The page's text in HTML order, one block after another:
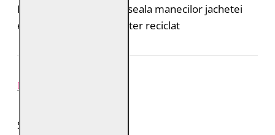
Poliester reciclat: captuseala manecilor jachetei
este realizata din poliester reciclat
SPUNE-ŢI PAREREA